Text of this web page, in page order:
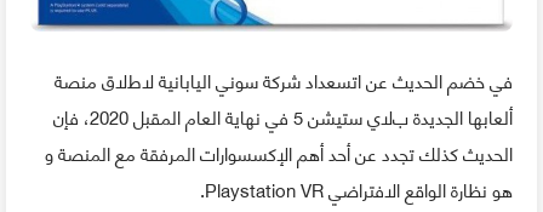
في خضم الحديث عن اتسعداد شركة سوني اليابانية لاطﻻق منصة
ألعابها الجديدة بﻻي ستيشن 5 في نهاية العام المقبل 2020، فإن
الحديث كذلك تجدد عن أحد أهم الإكسسوارات المرفقة مع المنصة و
هو نظارة الواقع الافتراضي Playstation VR.